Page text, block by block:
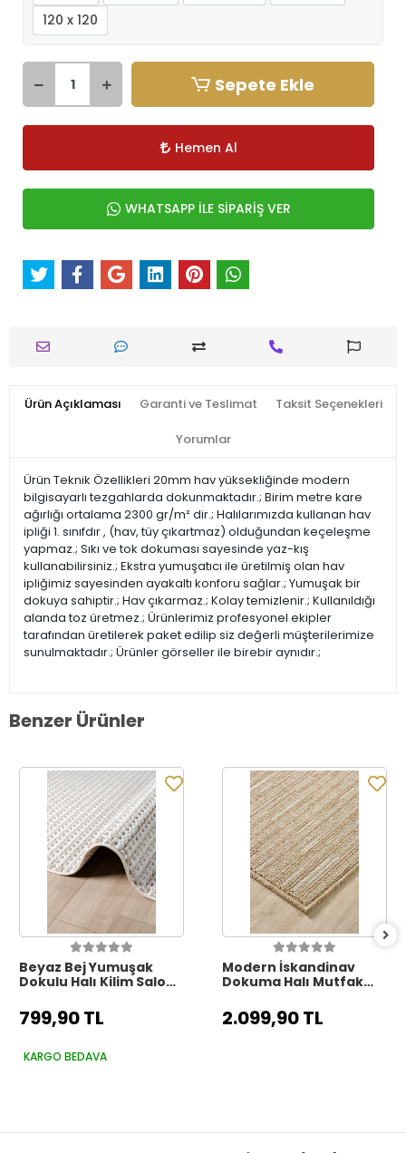
120 x 120
Sepete Ekle
Hemen Al
WHATSAPP İLE SİPARİŞ VER
Ürün Açıklaması Garanti ve Teslimat Taksit Seçenekleri
Yorumlar
Ürün Teknik Özellikleri 20mm hav yüksekliğinde modern
bilgisayarlı tezgahlarda dokunmaktadır.; Birim metre kare
ağırlığı ortalama 2300 gr/m² dir.; Halılarımızda kullanan hav
ipliği 1. sınıfdır , (hav, tüy çıkartmaz) olduğundan keçeleşme
yapmaz.; Sıkı ve tok dokuması sayesinde yaz-kış
kullanabilirsiniz.; Ekstra yumuşatıcı ile üretilmiş olan hav
ipliğimiz sayesinden ayakaltı konforu sağlar.; Yumuşak bir
dokuya sahiptir.; Hav çıkarmaz.; Kolay temizlenir.; Kullanıldığı
alanda toz üretmez.; Ürünlerimiz profesyonel ekipler
tarafından üretilerek paket edilip siz değerli müşterilerimize
sunulmaktadır.; Ürünler görseller ile birebir aynıdır.;
Benzer Ürünler
Beyaz Bej Yumuşak
Dokulu Halı Kilim Salon
Dokuma Makine Halısı
006
799,90 TL
KARGO BEDAVA
Modern İskandinav
Dokuma Halı Mutfak
Oturma Odası Balkon
Halısı 6
2.099,90 TL